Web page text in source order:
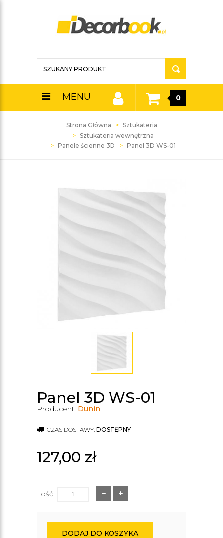
MENU 0
Strona Główna
Sztukateria
Sztukateria wewnętrzna
Panele ścienne 3D
Panel 3D WS-01
Panel 3D WS-01
Producent: Dunin
CZAS DOSTAWY: DOSTĘPNY
127,00 zł
Ilość:
DODAJ DO KOSZYKA